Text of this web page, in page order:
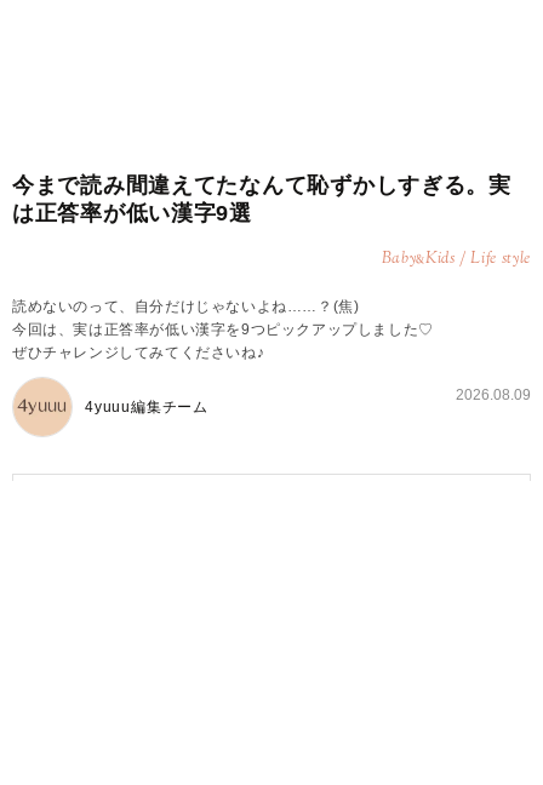
今まで読み間違えてたなんて恥ずかしすぎる。実
は正答率が低い漢字9選
Baby&Kids / Life style
読めないのって、自分だけじゃないよね……？(焦)
今回は、実は正答率が低い漢字を9つピックアップしました♡
ぜひチャレンジしてみてくださいね♪
4yuuu編集チーム
2026.08.09